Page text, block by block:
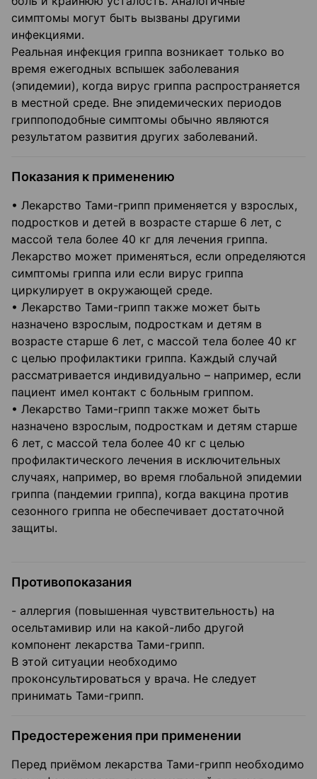
симптомы могут быть вызваны другими
инфекциями.
Реальная инфекция гриппа возникает только во
время ежегодных вспышек заболевания
(эпидемии), когда вирус гриппа распространяется
в местной среде. Вне эпидемических периодов
гриппоподобные симптомы обычно являются
результатом развития других заболеваний.
Показания к применению
• Лекарство Тами-грипп применяется у взрослых,
подростков и детей в возрасте старше 6 лет, с
массой тела более 40 кг для лечения гриппа.
Лекарство может применяться, если определяются
симптомы гриппа или если вирус гриппа
циркулирует в окружающей среде.
• Лекарство Тами-грипп также может быть
назначено взрослым, подросткам и детям в
возрасте старше 6 лет, с массой тела более 40 кг
с целью профилактики гриппа. Каждый случай
рассматривается индивидуально – например, если
пациент имел контакт с больным гриппом.
• Лекарство Тами-грипп также может быть
назначено взрослым, подросткам и детям старше
6 лет, с массой тела более 40 кг с целью
профилактического лечения в исключительных
случаях, например, во время глобальной эпидемии
гриппа (пандемии гриппа), когда вакцина против
сезонного гриппа не обеспечивает достаточной
защиты.
Противопоказания
- аллергия (повышенная чувствительность) на
осельтамивир или на какой-либо другой
компонент лекарства Тами-грипп.
В этой ситуации необходимо
проконсультироваться у врача. Не следует
принимать Тами-грипп.
Предостережения при применении
Перед приёмом лекарства Тами-грипп необходимо